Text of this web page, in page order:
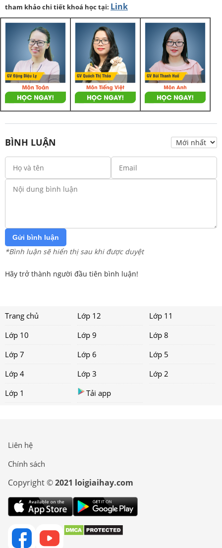
tham khảo chi tiết khoá học tại: Link
BÌNH LUẬN
Gửi bình luận
*Bình luận sẽ hiển thị sau khi được duyệt
Hãy trở thành người đầu tiên bình luận!
Trang chủ Lớp 12
Lớp 11
Lớp 10
Lớp 9
Lớp 8
Lớp 7
Lớp 6
Lớp 5
Lớp 4
Lớp 3
Lớp 2
Lớp 1
Tải app
Liên hệ
Chính sách
Copyright ©2021 loigiaihay.com